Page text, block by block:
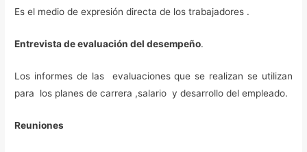
Es el medio de expresión directa de los trabajadores .
Entrevista de evaluación del desempeño.
Los informes de las evaluaciones que se realizan se utilizan
para los planes de carrera ,salario y desarrollo del empleado.
Reuniones